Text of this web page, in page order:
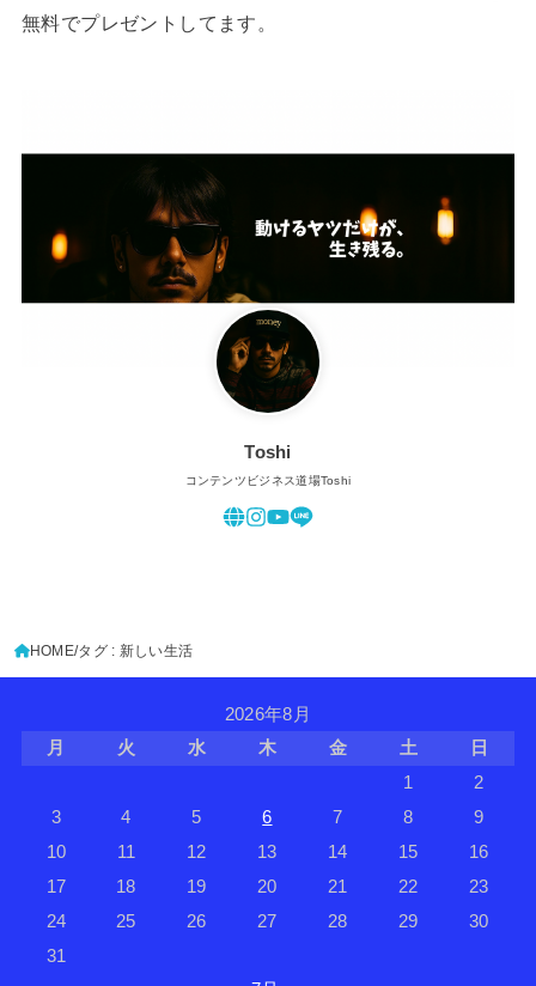
無料でプレゼントしてます。
Toshi
コンテンツビジネス道場Toshi
HOME タグ : 新しい生活
2026年8月
月
火 水 木 金 土
日
1
2
3
4 5 6 7 8
9
10
11 12 13 14 15
16
17
18 19 20 21 22
23
24
25 26 27 28 29
30
31